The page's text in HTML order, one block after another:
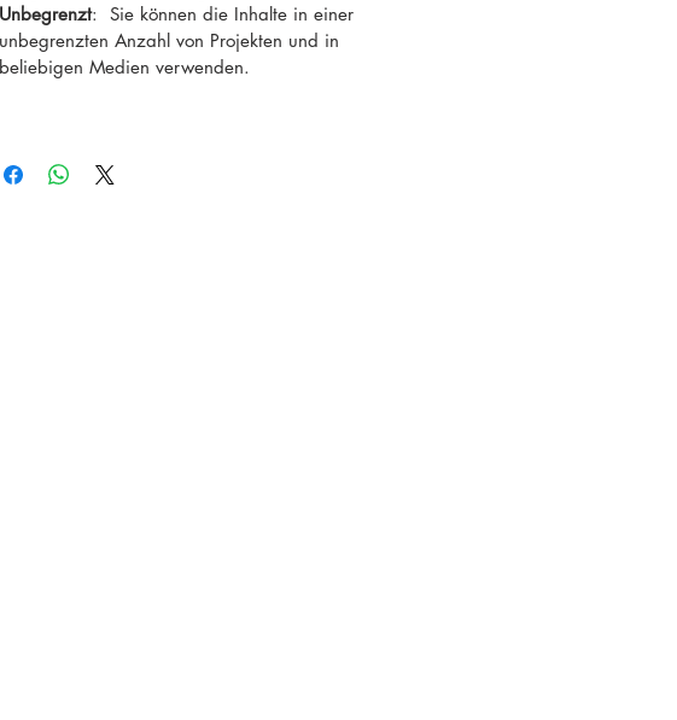
Unbegrenzt: Sie können die Inhalte in einer
unbegrenzten Anzahl von Projekten und in
beliebigen Medien verwenden.